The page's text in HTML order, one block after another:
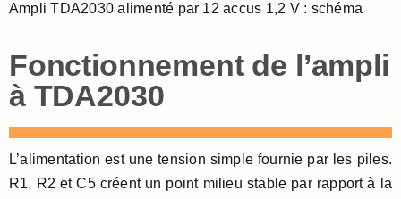
Ampli TDA2030 alimenté par 12 accus 1,2 V : schéma
Fonctionnement de l’ampli
à TDA2030
L’alimentation est une tension simple fournie par les piles.
R1, R2 et C5 créent un point milieu stable par rapport à la